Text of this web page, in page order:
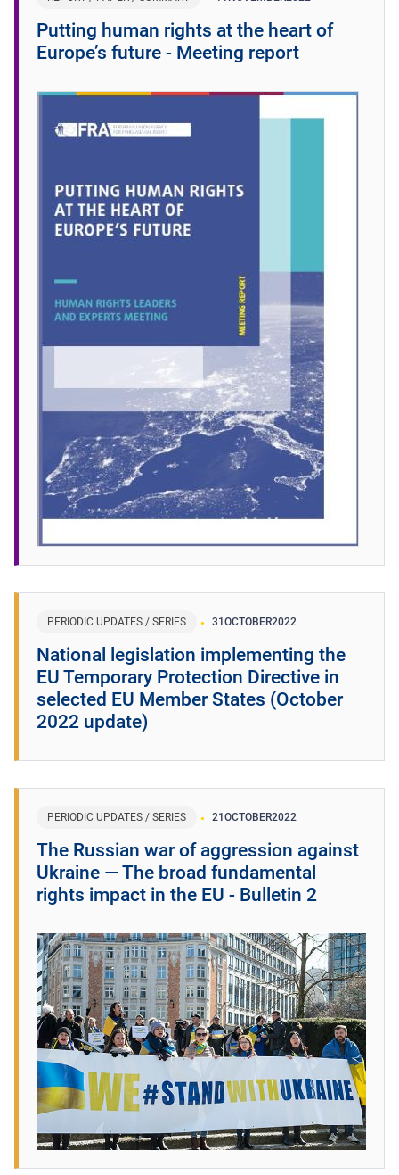
Putting human rights at the heart of
Europe’s future - Meeting report
PERIODIC UPDATES / SERIES 31 OCTOBER2022
National legislation implementing the
EU Temporary Protection Directive in
selected EU Member States (October
2022 update)
PERIODIC UPDATES / SERIES 21 OCTOBER2022
The Russian war of aggression against
Ukraine ― The broad fundamental
rights impact in the EU - Bulletin 2